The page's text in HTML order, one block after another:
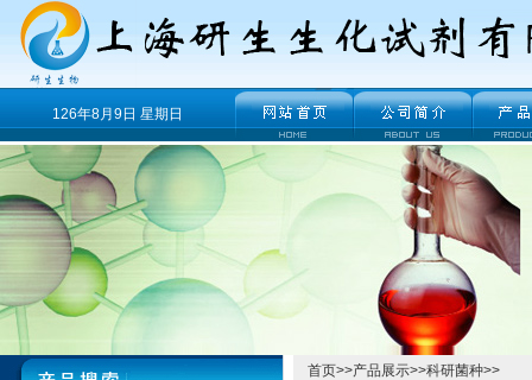
126年8月9日 星期日
首页>>产品展示>>科研菌种>>